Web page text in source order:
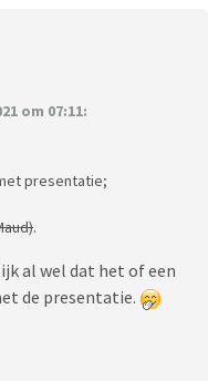
om 07:11:
presentatie;
.
al wel dat het of een
de presentatie.